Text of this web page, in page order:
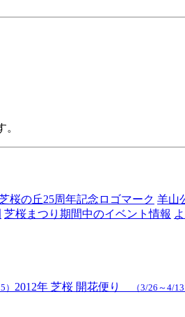
桜の丘25周年記念ロゴマーク 羊山
芝桜まつり期間中のイベント情報
） 2012年 芝桜 開花便り （3/26～4/13